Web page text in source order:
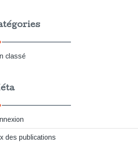
classé
des publications